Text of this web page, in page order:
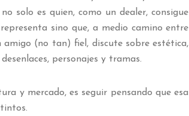
solo es quien, como un dealer, consigue
sino que, a medio camino entre
(no tan) fiel, discute sobre estética,
personajes y tramas.
y mercado, es seguir pensando que esa